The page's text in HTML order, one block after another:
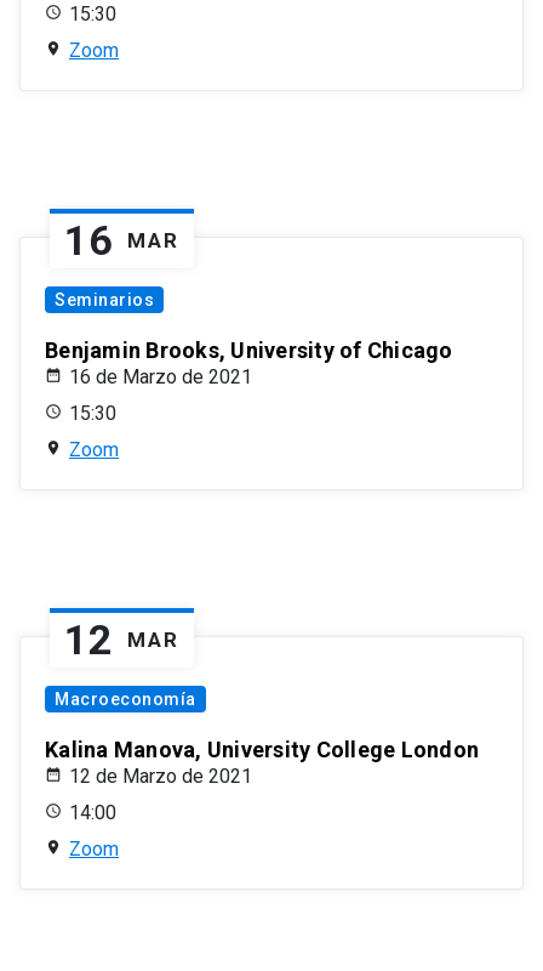
15:30
Zoom
16 MAR
Seminarios
Benjamin Brooks, University of Chicago
16 de Marzo de 2021
15:30
Zoom
12 MAR
Macroeconomía
Kalina Manova, University College London
12 de Marzo de 2021
14:00
Zoom